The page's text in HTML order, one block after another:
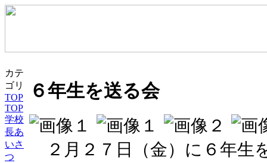
カテ
ゴリ
TOP
TOP
学校
長あ
いさ
つ
６年生を送る会
２月２７日（金）に６年生